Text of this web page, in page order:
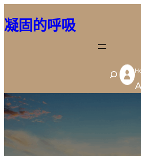
至
容
凝固的呼吸
S
e